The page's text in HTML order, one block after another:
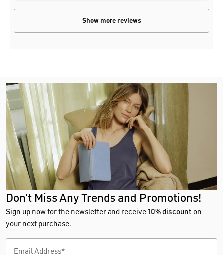
Show more reviews
Don't Miss Any Trends and Promotions!
Sign up now for the newsletter and receive10% discount on
your next purchase.